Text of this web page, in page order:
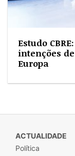
Estudo
intenções
Europa
ACTUALIDADE
Política